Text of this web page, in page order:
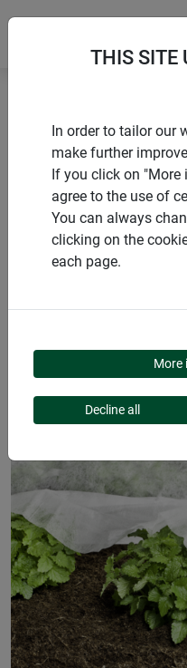
Accueil
Activation de la
Voile de croissance BASIC
PRODUITS
VOILE DE
BASIC
THIS SITE
In order to tailor our
make further
If you click on
agree to the use of
You can always
clicking on the
each page.
More
Decline all